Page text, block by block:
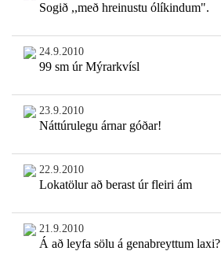
Sogið ,,með hreinustu ólíkindum".
24.9.2010
99 sm úr Mýrarkvísl
23.9.2010
Náttúrulegu árnar góðar!
22.9.2010
Lokatölur að berast úr fleiri ám
21.9.2010
Á að leyfa sölu á genabreyttum laxi?